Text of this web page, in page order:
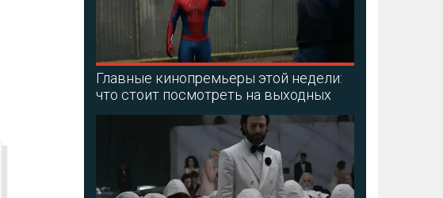
Главные кинопремьеры этой недели:
что стоит посмотреть на выходных